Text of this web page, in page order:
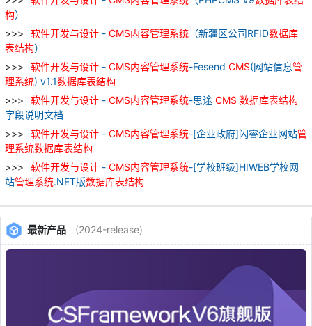
构）
软件开发与设计 - CMS内容管理系统 （新疆区公司RFID数据库
表结构）
软件开发与设计 - CMS内容管理系统-Fesend CMS(网站信息管
理系统) v1.1数据库表结构
软件开发与设计 - CMS内容管理系统-思途 CMS 数据库表结构
字段说明文档
软件开发与设计 - CMS内容管理系统-[企业政府]闪睿企业网站管
理系统数据库表结构
软件开发与设计 - CMS内容管理系统-[学校班级]HIWEB学校网
站管理系统.NET版数据库表结构
最新产品 (2024-release)